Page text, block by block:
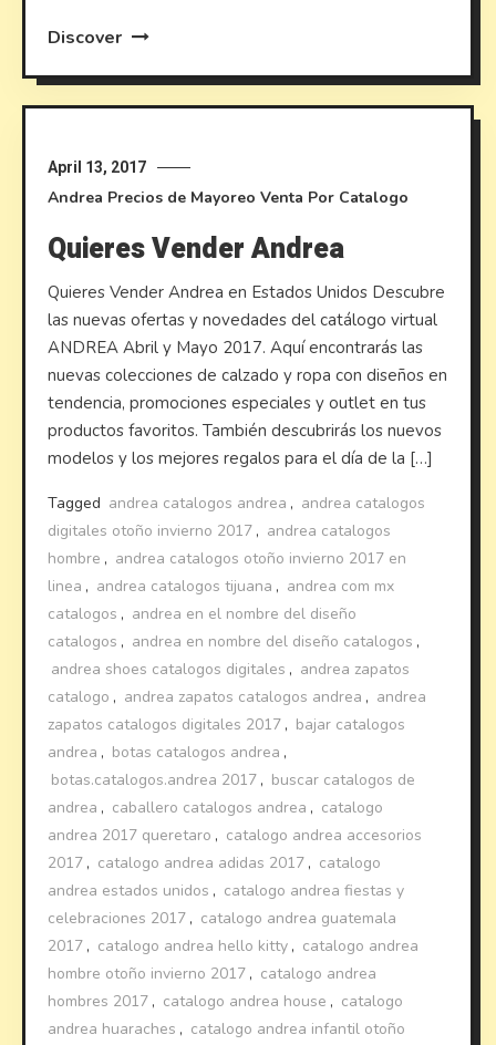
Discover
April 13, 2017
Andrea Precios de Mayoreo Venta Por Catalogo
Quieres Vender Andrea
Quieres Vender Andrea en Estados Unidos Descubre
las nuevas ofertas y novedades del catálogo virtual
ANDREA Abril y Mayo 2017. Aquí encontrarás las
nuevas colecciones de calzado y ropa con diseños en
tendencia, promociones especiales y outlet en tus
productos favoritos. También descubrirás los nuevos
modelos y los mejores regalos para el día de la […]
Tagged andrea catalogos andrea , andrea catalogos
digitales otoño invierno 2017 , andrea catalogos
hombre , andrea catalogos otoño invierno 2017 en
linea , andrea catalogos tijuana , andrea com mx
catalogos , andrea en el nombre del diseño
catalogos , andrea en nombre del diseño catalogos ,
andrea shoes catalogos digitales , andrea zapatos
catalogo , andrea zapatos catalogos andrea , andrea
zapatos catalogos digitales 2017 , bajar catalogos
andrea , botas catalogos andrea ,
botas.catalogos.andrea 2017 , buscar catalogos de
andrea , caballero catalogos andrea , catalogo
andrea 2017 queretaro , catalogo andrea accesorios
2017 , catalogo andrea adidas 2017 , catalogo
andrea estados unidos , catalogo andrea fiestas y
celebraciones 2017 , catalogo andrea guatemala
2017 , catalogo andrea hello kitty , catalogo andrea
hombre otoño invierno 2017 , catalogo andrea
hombres 2017 , catalogo andrea house , catalogo
andrea huaraches , catalogo andrea infantil otoño